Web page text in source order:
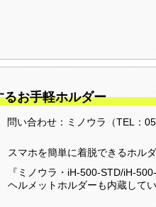
お手軽ホルダー
問い合わせ：ミノウラ（TEL：
スマホを簡単に着脱できるホルダ
『ミノウラ・iH-500-STD/iH-
ヘルメットホルダーも内蔵してい